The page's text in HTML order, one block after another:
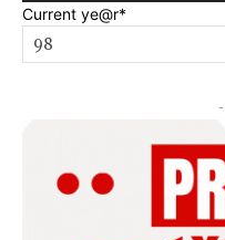
Current ye@r*
-